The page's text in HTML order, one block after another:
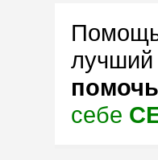
лучший
себе